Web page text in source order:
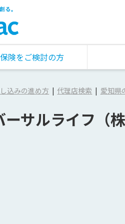
険をご検討の方
込みの進め方 代理店検索 愛知県
ーサルライフ（株